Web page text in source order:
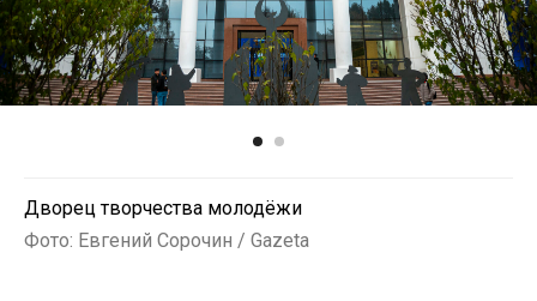
Дворец творчества молодёжи
Фото: Евгений Сорочин / Gazeta